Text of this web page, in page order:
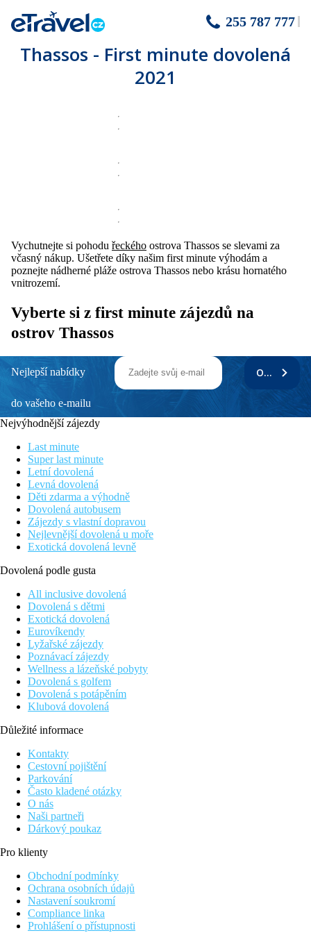
255 787 777
Thassos - First minute dovolená
2021
Vychutnejte si pohodu řeckého ostrova Thassos se slevami za
včasný nákup. Ušetřete díky našim first minute výhodám a
poznejte nádherné pláže ostrova Thassos nebo krásu hornatého
vnitrozemí.
Vyberte si z first minute zájezdů na
ostrov Thassos
Nejlepší nabídky
do vašeho e-mailu
ODEBÍRAT
Nejvýhodnější zájezdy
Last minute
Super last minute
Letní dovolená
Levná dovolená
Děti zdarma a výhodně
Dovolená autobusem
Zájezdy s vlastní dopravou
Nejlevnější dovolená u moře
Exotická dovolená levně
Dovolená podle gusta
All inclusive dovolená
Dovolená s dětmi
Exotická dovolená
Eurovíkendy
Lyžařské zájezdy
Poznávací zájezdy
Wellness a lázeňské pobyty
Dovolená s golfem
Dovolená s potápěním
Klubová dovolená
Důležité informace
Kontakty
Cestovní pojištění
Parkování
Často kladené otázky
O nás
Naši partneři
Dárkový poukaz
Pro klienty
Obchodní podmínky
Ochrana osobních údajů
Nastavení soukromí
Compliance linka
Prohlášení o přístupnosti